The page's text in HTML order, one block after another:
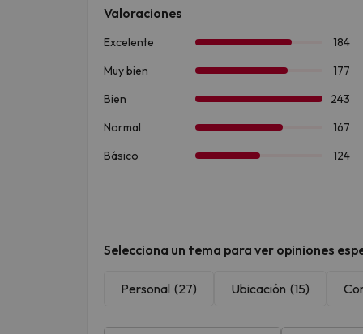
Selecciona un tema para ver opiniones
Personal (27) Ubicación (15)